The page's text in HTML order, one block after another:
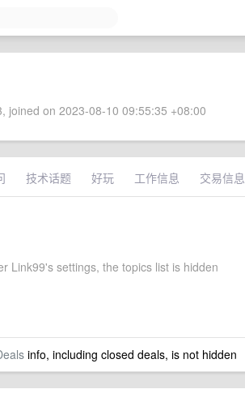
joined on 2023-08-10 09:55:35 +08:00
技术话题 好玩 工作信息 交易信息
Link99's settings, the topics list is hidden
info, including closed deals, is not hidden